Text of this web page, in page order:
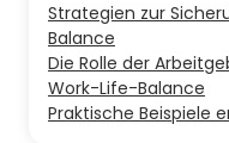
Strategien zur
Balance
Die Rolle der
Work-Life-Balance
Praktische Beispiele